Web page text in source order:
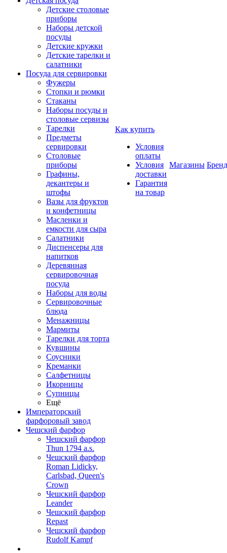
Детские столовые
приборы
Наборы детской
посуды
Детские кружки
Детские тарелки и
салатники
Посуда для сервировки
Фужеры
Стопки и рюмки
Стаканы
Наборы посуды и
столовые сервизы
Тарелки
Предметы
сервировки
Столовые
приборы
Графины,
декантеры и
штофы
Вазы для фруктов
и конфетницы
Масленки и
емкости для сыра
Салатники
Диспенсеры для
напитков
Деревянная
сервировочная
посуда
Наборы для воды
Сервировочные
блюда
Менажницы
Мармиты
Тарелки для торта
Кувшины
Соусники
Креманки
Салфетницы
Икорницы
Супницы
Ещё
Императорский
фарфоровый завод
Чешский фарфор
Чешский фарфор
Thun 1794 a.s.
Чешский фарфор
Roman Lidicky,
Carlsbad, Queen's
Crown
Чешский фарфор
Leander
Чешский фарфор
Repast
Чешский фарфор
Rudolf Kampf
Как купить
Условия
оплаты
Условия
доставки
Гарантия
на товар
Магазины